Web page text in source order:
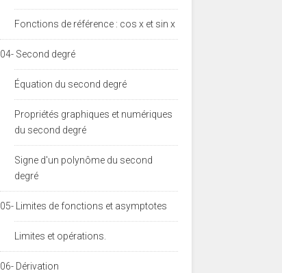
Fonctions de référence : cos x et sin x
04- Second degré
Équation du second degré
Propriétés graphiques et numériques
du second degré
Signe d'un polynôme du second
degré
05- Limites de fonctions et asymptotes
Limites et opérations.
06- Dérivation